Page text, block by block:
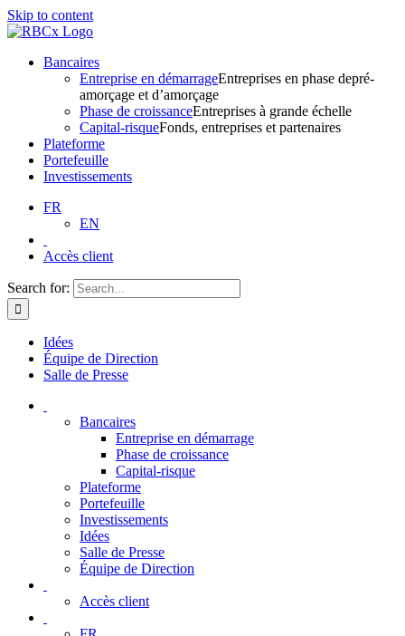
Skip to content
Bancaires
Entreprise en démarrageEntreprises en phase depré-
amorçage et d’amorçage
Phase de croissanceEntreprises à grande échelle
Capital-risqueFonds, entreprises et partenaires
Plateforme
Portefeuille
Investissements
FR
EN
Accès client
Search for:
Idées
Équipe de Direction
Salle de Presse
Bancaires
Entreprise en démarrage
Phase de croissance
Capital-risque
Plateforme
Portefeuille
Investissements
Idées
Salle de Presse
Équipe de Direction
Accès client